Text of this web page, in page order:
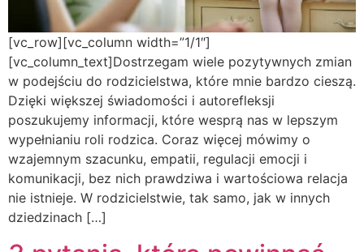
[vc_row][vc_column width=”1/1″]
[vc_column_text]Dostrzegam wiele pozytywnych zmian
w podejściu do rodzicielstwa, które mnie bardzo cieszą.
Dzięki większej świadomości i autorefleksji
poszukujemy informacji, które wesprą nas w lepszym
wypełnianiu roli rodzica. Coraz więcej mówimy o
wzajemnym szacunku, empatii, regulacji emocji i
komunikacji, bez nich prawdziwa i wartościowa relacja
nie istnieje. W rodzicielstwie, tak samo, jak w innych
dziedzinach […]